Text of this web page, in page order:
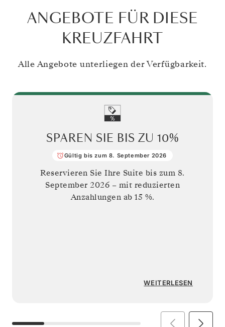
ANGEBOTE FÜR DIESE
KREUZFAHRT
Alle Angebote unterliegen der Verfügbarkeit.
SPAREN SIE BIS ZU 10%
Gültig bis zum 8. September 2026
Reservieren Sie Ihre Suite bis zum 8.
September 2026 – mit reduzierten
Anzahlungen ab 15 %.
WEITERLESEN